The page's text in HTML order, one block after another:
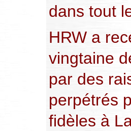
dans tout
HRW a
vingtaine
par des
perpétrés
fidèles à